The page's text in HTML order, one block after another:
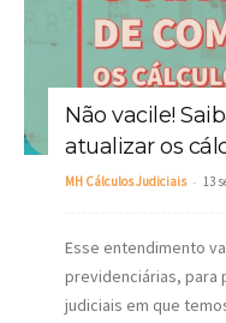
Não vacile!
atualizar os
MH Cálculos Judiciais - 13
Esse entendimento
previdenciárias, para
judiciais em que